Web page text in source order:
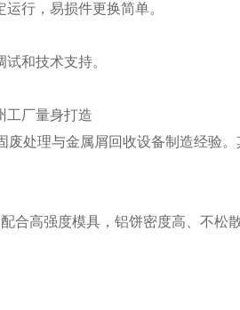
行，易损件更换简单。
和技术支持。
工厂量身打造
处理与金属屑回收设备制造经验
合高强度模具，铝饼密度高、不松